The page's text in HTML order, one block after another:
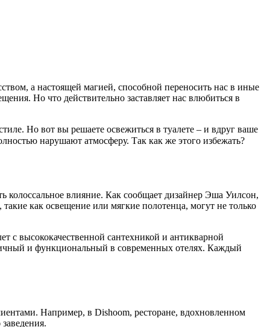
а настоящей магией, способной переносить нас в иные
Но что действительно заставляет нас влюбиться в
Но вот вы решаете освежиться в туалете – и вдруг ваше
нарушают атмосферу. Так как же этого избежать?
колоссальное влияние. Как сообщает дизайнер Эша Уилсон,
как освещение или мягкие полотенца, могут не только
с высококачественной сантехникой и антикварной
и функциональный в современных отелях. Каждый
Например, в Dishoom, ресторане, вдохновленном